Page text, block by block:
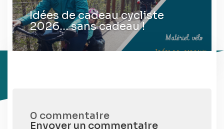
Idées de cadeau cycliste
2026… sans cadeau !
0 commentaire
Envoyer un commentaire